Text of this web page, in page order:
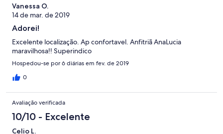
Vanessa O.
14 de mar. de 2019
Adorei!
Excelente localização. Ap confortavel. Anfitriã AnaLucia
maravilhosa!! Superindico
Hospedou-se por 6 diárias em fev. de 2019
0
Avaliação verificada
10/10 - Excelente
Celio L.